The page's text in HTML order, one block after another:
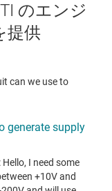
のエンジ
提供